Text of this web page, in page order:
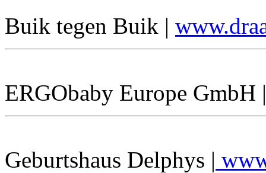
Buik tegen Buik |
ERGObaby Europe GmbH
Geburtshaus Delphys |